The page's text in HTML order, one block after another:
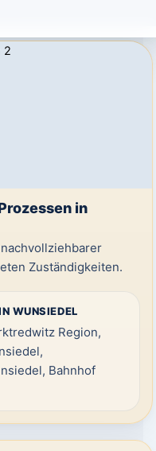
in
Zuständigkeiten.
WUNSIEDEL
Region,
Bahnhof